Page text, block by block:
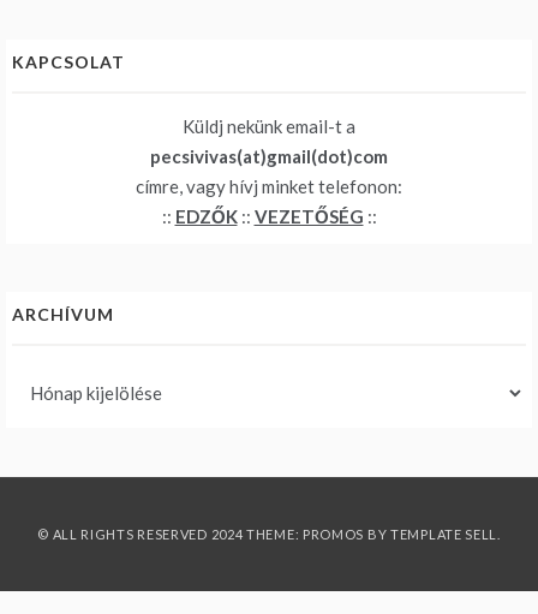
KAPCSOLAT
Küldj nekünk email-t a
pecsivivas(at)gmail(dot)com
címre, vagy hívj minket telefonon:
:: EDZŐK:: VEZETŐSÉG ::
ARCHÍVUM
© ALL RIGHTS RESERVED 2024 THEME: PROMOS BY TEMPLATE SELL